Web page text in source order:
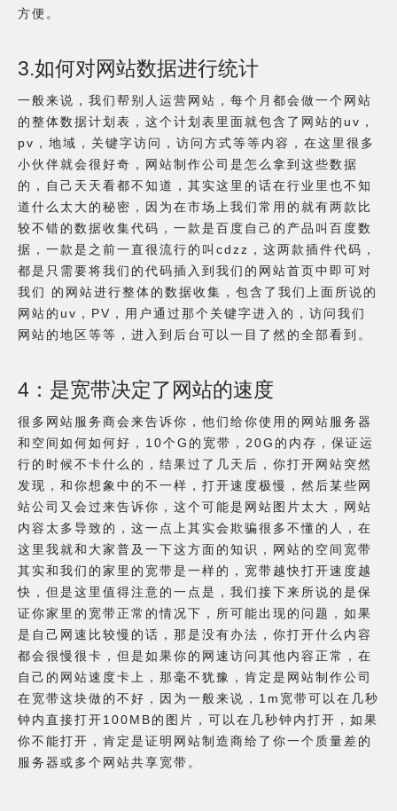
方便。
3.如何对网站数据进行统计
一般来说，我们帮别人运营网站，每个月都会做一个网站
的整体数据计划表，这个计划表里面就包含了网站的uv，
pv，地域，关键字访问，访问方式等等内容，在这里很多
小伙伴就会很好奇，网站制作公司是怎么拿到这些数据
的，自己天天看都不知道，其实这里的话在行业里也不知
道什么太大的秘密，因为在市场上我们常用的就有两款比
较不错的数据收集代码，一款是百度自己的产品叫百度数
据，一款是之前一直很流行的叫cdzz，这两款插件代码，
都是只需要将我们的代码插入到我们的网站首页中即可对
我们 的网站进行整体的数据收集，包含了我们上面所说的
网站的uv，PV，用户通过那个关键字进入的，访问我们
网站的地区等等，进入到后台可以一目了然的全部看到。
4：是宽带决定了网站的速度
很多网站服务商会来告诉你，他们给你使用的网站服务器
和空间如何如何好，10个G的宽带，20G的内存，保证运
行的时候不卡什么的，结果过了几天后，你打开网站突然
发现，和你想象中的不一样，打开速度极慢，然后某些网
站公司又会过来告诉你，这个可能是网站图片太大，网站
内容太多导致的，这一点上其实会欺骗很多不懂的人，在
这里我就和大家普及一下这方面的知识，网站的空间宽带
其实和我们的家里的宽带是一样的，宽带越快打开速度越
快，但是这里值得注意的一点是，我们接下来所说的是保
证你家里的宽带正常的情况下，所可能出现的问题，如果
是自己网速比较慢的话，那是没有办法，你打开什么内容
都会很慢很卡，但是如果你的网速访问其他内容正常，在
自己的网站速度卡上，那毫不犹豫，肯定是网站制作公司
在宽带这块做的不好，因为一般来说，1m宽带可以在几秒
钟内直接打开100MB的图片，可以在几秒钟内打开，如果
你不能打开，肯定是证明网站制造商给了你一个质量差的
服务器或多个网站共享宽带。